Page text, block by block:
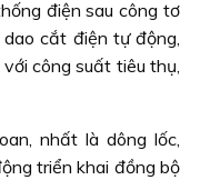
điện sau công tơ
cắt điện tự động,
công suất tiêu thụ,
nhất là dông lốc,
triển khai đồng bộ